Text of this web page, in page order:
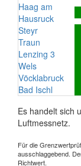
Haag am
Hausruck
Steyr
Traun
Lenzing 3
Wels
Vöcklabruck
Bad Ischl
Es handelt sich
Luftmessnetz.
Für die
ausschlaggebend.
Richtwert.